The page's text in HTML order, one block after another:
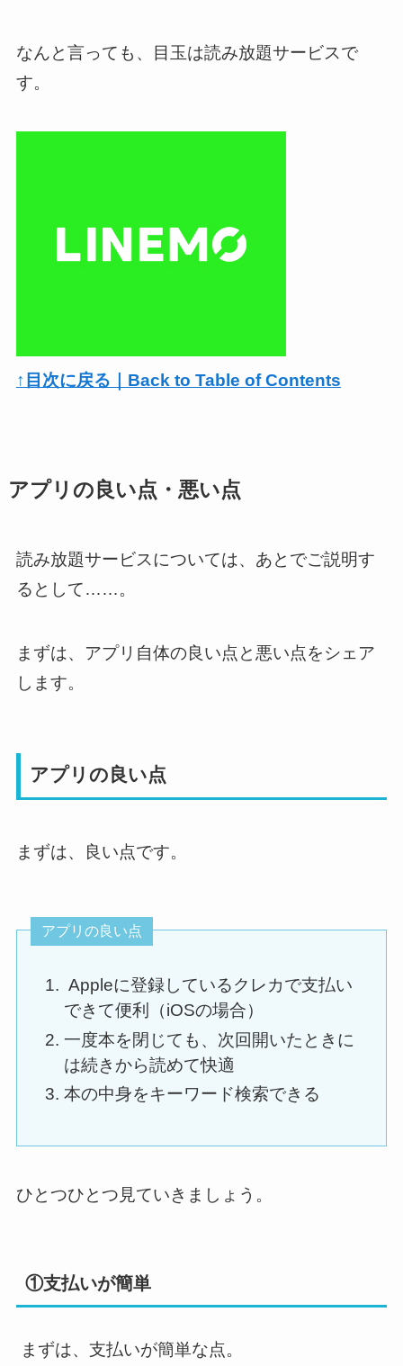
なんと言っても、目玉は読み放題サービスで
す。
↑目次に戻る｜Back to Table of Contents
アプリの良い点・悪い点
読み放題サービスについては、あとでご説明す
るとして……。
まずは、アプリ自体の良い点と悪い点をシェア
します。
アプリの良い点
まずは、良い点です。
アプリの良い点
Appleに登録しているクレカで支払い
できて便利（iOSの場合）
一度本を閉じても、次回開いたときに
は続きから読めて快適
本の中身をキーワード検索できる
ひとつひとつ見ていきましょう。
①支払いが簡単
まずは、支払いが簡単な点。